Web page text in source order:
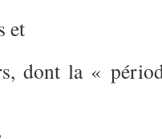
et
dont la «